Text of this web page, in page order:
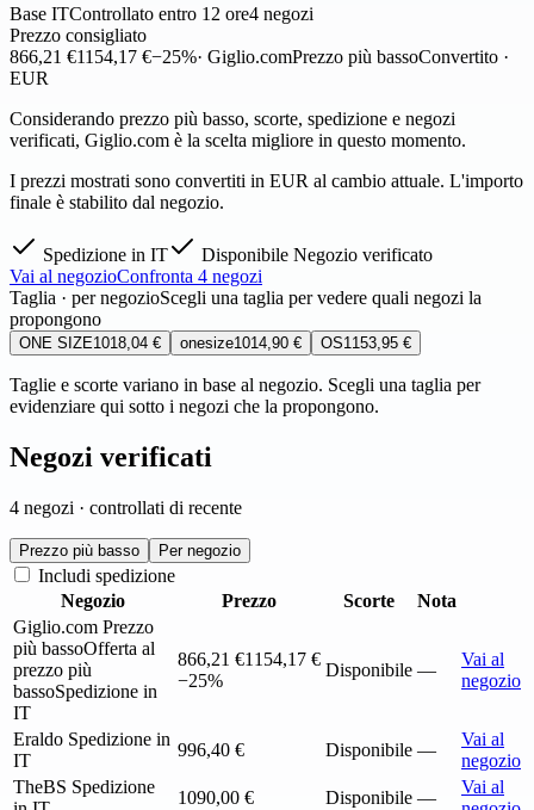
Base ITControllato entro 12 ore4 negozi
Prezzo consigliato
866,21 €1154,17 €−25%· Giglio.comPrezzo più bassoConvertito ·
EUR
Considerando prezzo più basso, scorte, spedizione e negozi
verificati, Giglio.com è la scelta migliore in questo momento.
I prezzi mostrati sono convertiti in EUR al cambio attuale. L'importo
finale è stabilito dal negozio.
Spedizione in IT Disponibile Negozio verificato
Vai al negozioConfronta 4 negozi
Taglia · per negozioScegli una taglia per vedere quali negozi la
propongono
ONE SIZE1018,04 € onesize1014,90 € OS1153,95 €
Taglie e scorte variano in base al negozio. Scegli una taglia per
evidenziare qui sotto i negozi che la propongono.
Negozi verificati
4 negozi · controllati di recente
Prezzo più basso Per negozio
Includi spedizione
Negozio
Prezzo Scorte
Nota
Giglio.com Prezzo
più bassoOfferta al
prezzo più
bassoSpedizione in
IT
866,21 €1154,17 €
−25%
Disponibile —
Vai al
negozio
Eraldo Spedizione in
IT
996,40 € Disponibile —
Vai al
negozio
TheBS Spedizione
1090,00 € Disponibile —
Vai al